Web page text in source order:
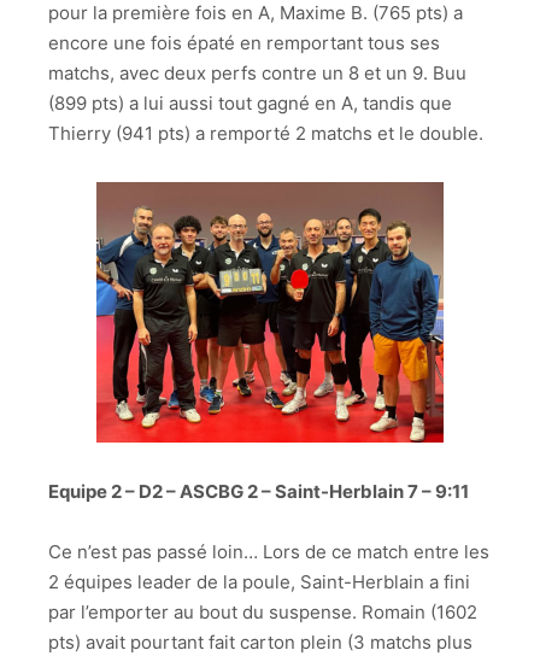
pour la première fois en A, Maxime B. (765 pts) a
encore une fois épaté en remportant tous ses
matchs, avec deux perfs contre un 8 et un 9. Buu
(899 pts) a lui aussi tout gagné en A, tandis que
Thierry (941 pts) a remporté 2 matchs et le double.
Equipe 2 – D2 – ASCBG 2 – Saint-Herblain 7 – 9:11
Ce n’est pas passé loin… Lors de ce match entre les
2 équipes leader de la poule, Saint-Herblain a fini
par l’emporter au bout du suspense. Romain (1602
pts) avait pourtant fait carton plein (3 matchs plus